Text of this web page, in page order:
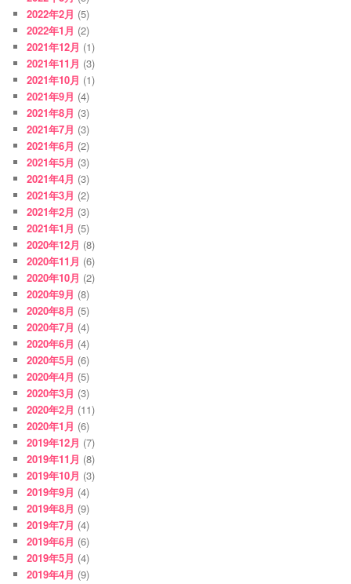
2022年2月 (5)
2022年1月 (2)
2021年12月 (1)
2021年11月 (3)
2021年10月 (1)
2021年9月 (4)
2021年8月 (3)
2021年7月 (3)
2021年6月 (2)
2021年5月 (3)
2021年4月 (3)
2021年3月 (2)
2021年2月 (3)
2021年1月 (5)
2020年12月 (8)
2020年11月 (6)
2020年10月 (2)
2020年9月 (8)
2020年8月 (5)
2020年7月 (4)
2020年6月 (4)
2020年5月 (6)
2020年4月 (5)
2020年3月 (3)
2020年2月 (11)
2020年1月 (6)
2019年12月 (7)
2019年11月 (8)
2019年10月 (3)
2019年9月 (4)
2019年8月 (9)
2019年7月 (4)
2019年6月 (6)
2019年5月 (4)
2019年4月 (9)